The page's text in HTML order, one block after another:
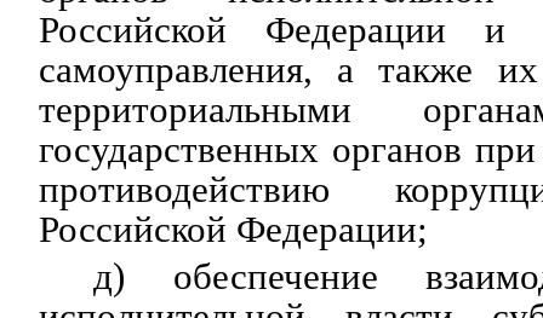
Российской Федерации и
самоуправления, а также
территориальными
государственных органов
противодействию
Российской Федерации;
д) обеспечение